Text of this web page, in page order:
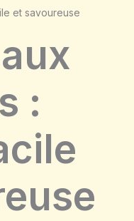
et savoureuse
: